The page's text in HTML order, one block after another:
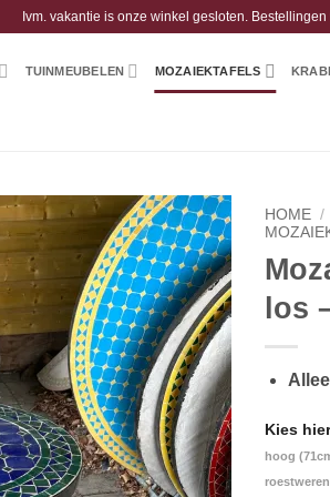
Ivm. vakantie is onze winkel gesloten.
TUINMEUBELEN MOZAIEKTAFELS
HOME /
los
Kies
hoog